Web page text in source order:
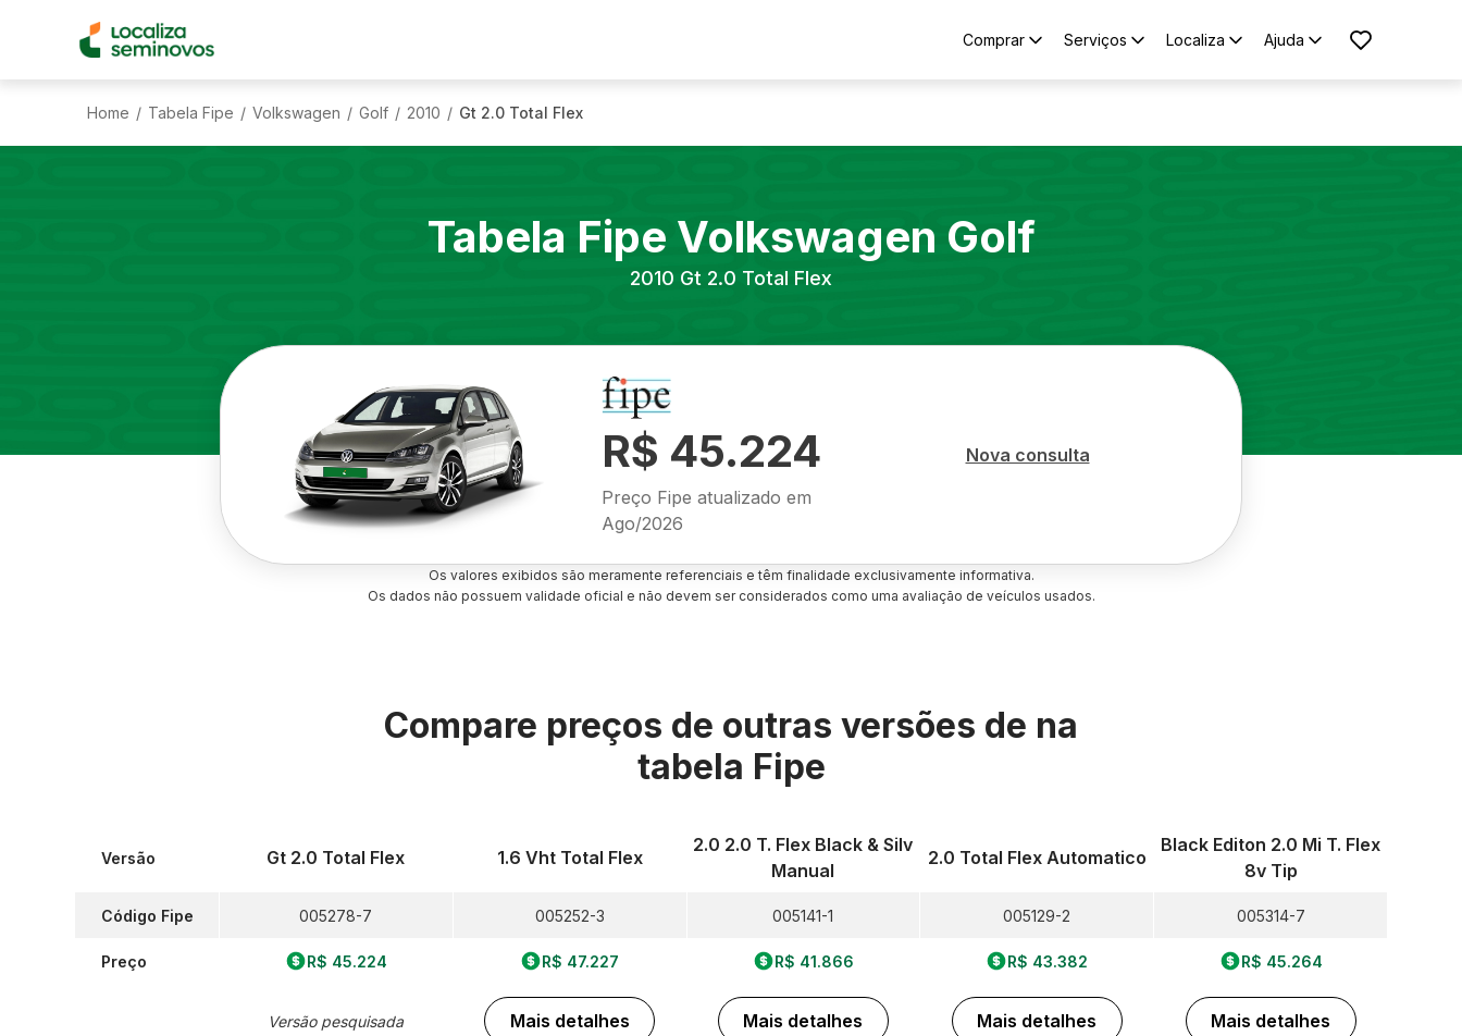
Comprar Serviços Localiza Ajuda
Home / Tabela Fipe / Volkswagen / Golf / 2010 / Gt 2.0 Total Flex
Tabela Fipe Volkswagen Golf
2010 Gt 2.0 Total Flex
R$ 45.224
Preço Fipe atualizado em
Ago/2026
Nova consulta
Os valores exibidos são meramente referenciais e têm finalidade exclusivamente informativa.
Os dados não possuem validade oficial e não devem ser considerados como uma avaliação de veículos usados.
Compare preços de outras versões de na
tabela Fipe
Versão
Código Fipe
Preço
Gt 2.0 Total Flex
005278-7
R$ 45.224
Versão pesquisada
1.6 Vht Total Flex
005252-3
R$ 47.227
Mais detalhes
2.0 2.0 T. Flex Black & Silv
Manual
005141-1
R$ 41.866
Mais detalhes
2.0 Total Flex Automatico
005129-2
R$ 43.382
Mais detalhes
Black Editon 2.0 Mi T. Flex
8v Tip
005314-7
R$ 45.264
Mais detalhes